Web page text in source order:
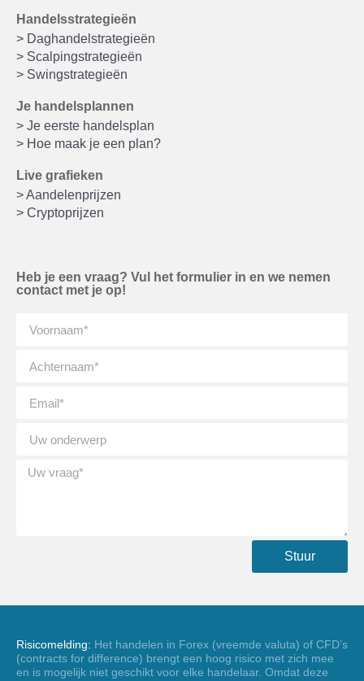
Handelsstrategieën
> Daghandelstrategieën
> Scalpingstrategieën
> Swingstrategieën
Je handelsplannen
> Je eerste handelsplan
> Hoe maak je een plan?
Live grafieken
> Aandelenprijzen
> Cryptoprijzen
Heb je een vraag? Vul het formulier in en we nemen
contact met je op!
Stuur
Risicomelding: Het handelen in Forex (vreemde valuta) of CFD’s
(contracts for difference) brengt een hoog risico met zich mee
en is mogelijk niet geschikt voor elke handelaar. Omdat deze